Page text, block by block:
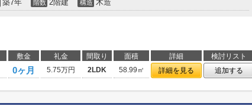
築7年 階数 2階建 構造 木造
敷金 礼金 間取り 面積 詳細
検討リスト
0ヶ月 5.75万円 2LDK 58.99㎡ 詳細を見る 追加する